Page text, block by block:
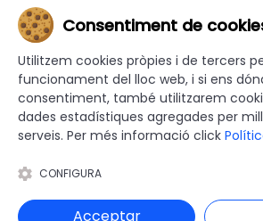
Turisme
Altres Canals
canalandorra.ad
© 2012-2026 Ajuntaments de
Avís Legal |Política
Consentiment de
Utilitzem cookies pròpies i de tercers
funcionament del lloc web, i si ens
consentiment, també utilitzarem
dades estadístiques agregades per
serveis. Per més informació click
CONFIGURA
Acceptar